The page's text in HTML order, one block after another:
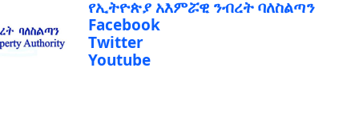
Facebook
Twitter
Youtube